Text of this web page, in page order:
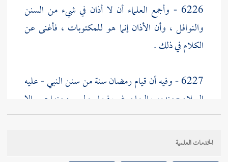
6226 - وأجمع العلماء أن لا أذان في شيء من السنن
والنوافل ، وأن الأذان إنما هو للمكتوبات ، فأغنى عن
الكلام في ذلك .
6227 - وفيه أن قيام رمضان سنة من سنن النبي - عليه
السلام - مندوب إليها مرغب فيها . ولم يسن منها عمر إلا
ما كان رسول الله يحبه ويرضاه ، وما لم يمنعه من المواظبة
عليه إلا أن يفرض على أمته ، وكان بالمؤمنين رءوفا رحيما
الخدمات العلمية